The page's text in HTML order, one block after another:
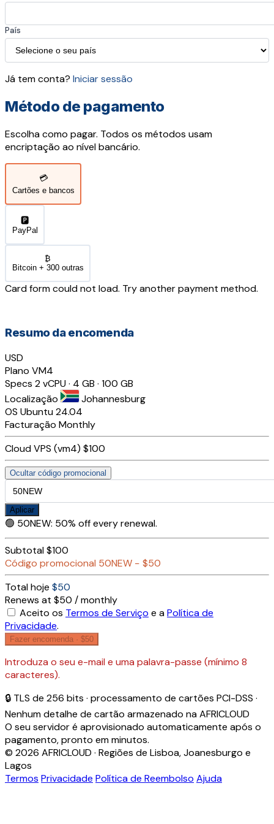
País
Já tem conta? Iniciar sessão
Método de pagamento
Escolha como pagar. Todos os métodos usam
encriptação ao nível bancário.
💳
Cartões e bancos
🅿️
PayPal
₿
Bitcoin + 300 outras
Card form could not load. Try another payment method.
Resumo da encomenda
USD
Plano VM4
Specs 2 vCPU · 4 GB · 100 GB
Localização
Johannesburg
OS Ubuntu 24.04
Facturação Monthly
Cloud VPS (vm4) $100
Ocultar código promocional
Aplicar
🟢 50NEW: 50% off every renewal.
Subtotal$100
Código promocional 50NEW − $50
Total hoje $50
Renews at $50 / monthly
Aceito os Termos de Serviço e aPolítica de
Privacidade.
Fazer encomenda · $50
Introduza o seu e-mail e uma palavra-passe (mínimo 8
caracteres).
🔒 TLS de 256 bits · processamento de cartões PCI-DSS ·
Nenhum detalhe de cartão armazenado na AFRICLOUD
O seu servidor é aprovisionado automaticamente após o
pagamento, pronto em minutos.
© 2026 AFRICLOUD · Regiões de Lisboa, Joanesburgo e
Lagos
Termos Privacidade Política de Reembolso Ajuda